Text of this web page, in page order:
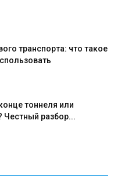
транспорта: что такое
тоннеля или
Честный разбор...